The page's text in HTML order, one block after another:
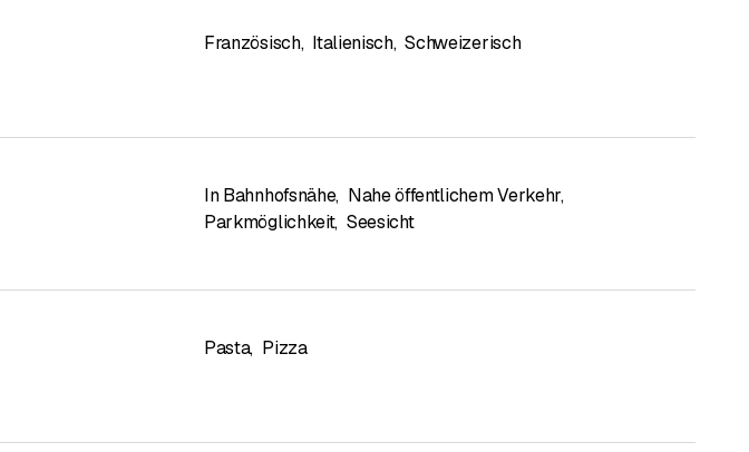
Französisch, Italienisch, Schweizerisch
In Bahnhofsnähe, Nahe öffentlichem Verkehr,
Parkmöglichkeit, Seesicht
Pasta, Pizza